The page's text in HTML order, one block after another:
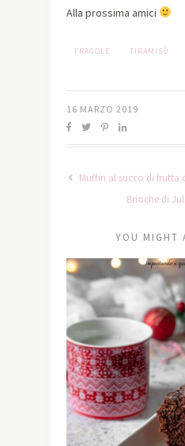
Alla prossima amici
FRAGOLE TIRAMISÙ
16 MARZO 2019
Muffin al succo di
Brioche di
YOU MIGHT